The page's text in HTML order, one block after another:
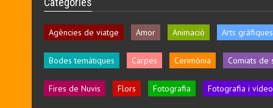
Agències de viatge Amor Animació Arts gràfiques
Bodes temàtiques Carpes Cerimònia Comiats de
Fires de Nuvis Flors Fotografia Fotografia i vídeo